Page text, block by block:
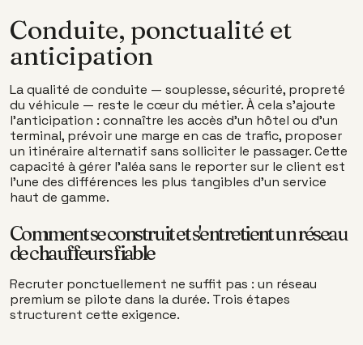
Conduite, ponctualité et
anticipation
La qualité de conduite — souplesse, sécurité, propreté
du véhicule — reste le cœur du métier. À cela s'ajoute
l'anticipation : connaître les accès d'un hôtel ou d'un
terminal, prévoir une marge en cas de trafic, proposer
un itinéraire alternatif sans solliciter le passager. Cette
capacité à gérer l'aléa sans le reporter sur le client est
l'une des différences les plus tangibles d'un service
haut de gamme.
Comment se construit et s'entretient un réseau
de chauffeurs fiable
Recruter ponctuellement ne suffit pas : un réseau
premium se pilote dans la durée. Trois étapes
structurent cette exigence.